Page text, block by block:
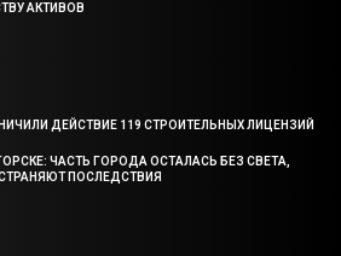
АКТИВОВ
ДЕЙСТВИЕ 119 СТРОИТЕЛЬНЫХ ЛИЦЕНЗИЙ
ЧАСТЬ ГОРОДА ОСТАЛАСЬ БЕЗ СВЕТА,
ПОСЛЕДСТВИЯ